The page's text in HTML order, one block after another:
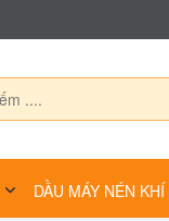
DẦU MÁY NÉN KHÍ